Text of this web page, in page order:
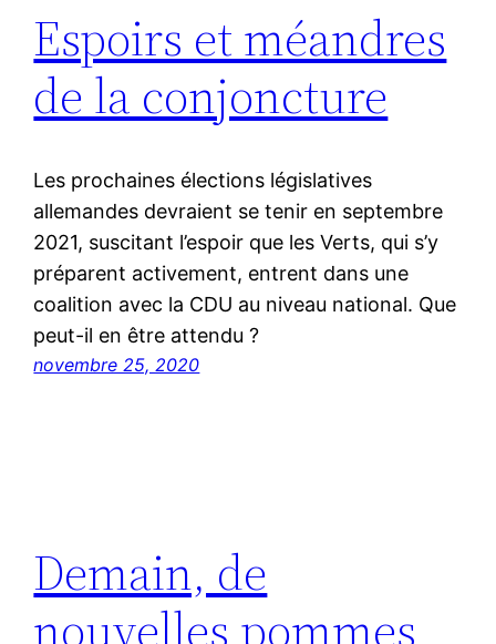
Espoirs et méandres
de la conjoncture
Les prochaines élections législatives
allemandes devraient se tenir en septembre
2021, suscitant l’espoir que les Verts, qui s’y
préparent activement, entrent dans une
coalition avec la CDU au niveau national. Que
peut-il en être attendu ?
novembre 25, 2020
Demain, de
nouvelles pommes